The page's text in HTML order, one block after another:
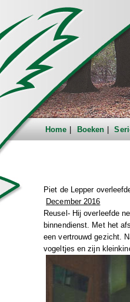
Home Boeken
Piet de Lepper
December 2016
Reusel- Hij overleefde
binnendienst. Met het
een vertrouwd gezicht.
vogeltjes en zijn